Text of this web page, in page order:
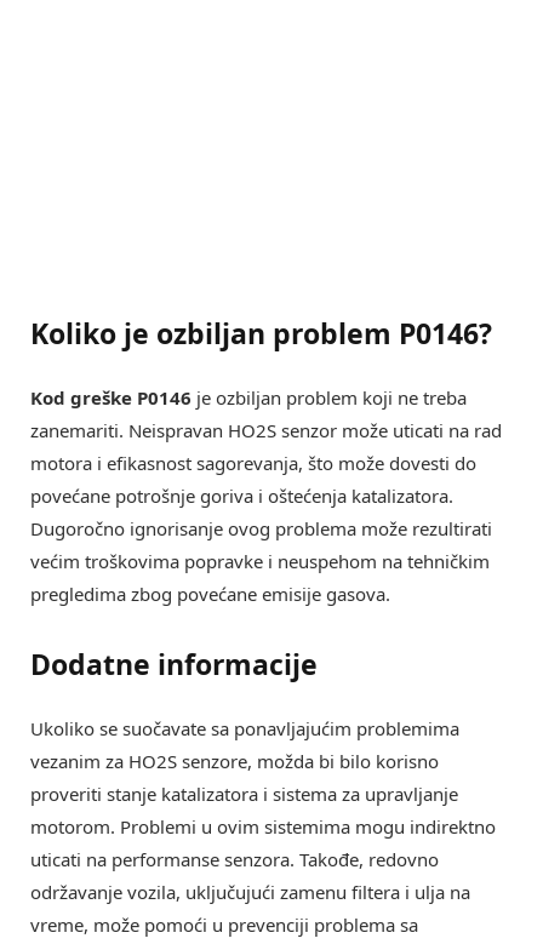
Koliko je ozbiljan problem P0146?
Kod greške P0146 je ozbiljan problem koji ne treba
zanemariti. Neispravan HO2S senzor može uticati na rad
motora i efikasnost sagorevanja, što može dovesti do
povećane potrošnje goriva i oštećenja katalizatora.
Dugoročno ignorisanje ovog problema može rezultirati
većim troškovima popravke i neuspehom na tehničkim
pregledima zbog povećane emisije gasova.
Dodatne informacije
Ukoliko se suočavate sa ponavljajućim problemima
vezanim za HO2S senzore, možda bi bilo korisno
proveriti stanje katalizatora i sistema za upravljanje
motorom. Problemi u ovim sistemima mogu indirektno
uticati na performanse senzora. Takođe, redovno
održavanje vozila, uključujući zamenu filtera i ulja na
vreme, može pomoći u prevenciji problema sa